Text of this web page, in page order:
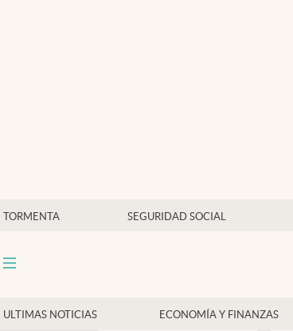
TORMENTA SEGURIDAD SOCIAL
ULTIMAS NOTICIAS ECONOMÍA Y FINANZAS